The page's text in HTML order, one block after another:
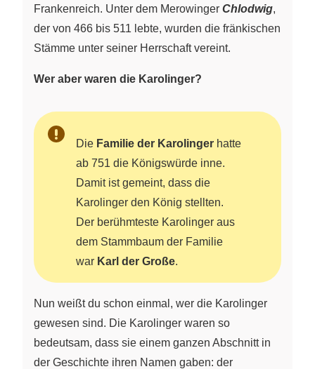
Frankenreich. Unter dem Merowinger Chlodwig,
der von 466 bis 511 lebte, wurden die fränkischen
Stämme unter seiner Herrschaft vereint.
Wer aber waren die Karolinger?
Die Familie der Karolinger hatte
ab 751 die Königswürde inne.
Damit ist gemeint, dass die
Karolinger den König stellten.
Der berühmteste Karolinger aus
dem Stammbaum der Familie
war Karl der Große.
Nun weißt du schon einmal, wer die Karolinger
gewesen sind. Die Karolinger waren so
bedeutsam, dass sie einem ganzen Abschnitt in
der Geschichte ihren Namen gaben: der